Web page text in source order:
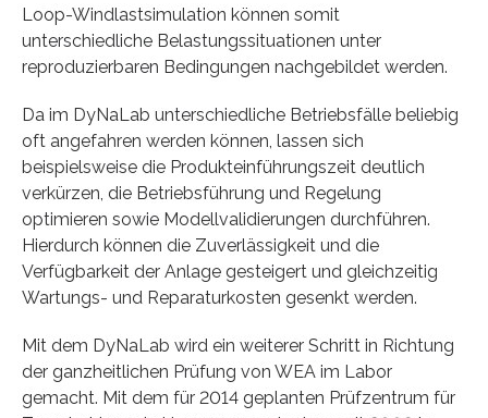
Loop-Windlastsimulation können somit
unterschiedliche Belastungssituationen unter
reproduzierbaren Bedingungen nachgebildet werden.
Da im DyNaLab unterschiedliche Betriebsfälle beliebig
oft angefahren werden können, lassen sich
beispielsweise die Produkteinführungszeit deutlich
verkürzen, die Betriebsführung und Regelung
optimieren sowie Modellvalidierungen durchführen.
Hierdurch können die Zuverlässigkeit und die
Verfügbarkeit der Anlage gesteigert und gleichzeitig
Wartungs- und Reparaturkosten gesenkt werden.
Mit dem DyNaLab wird ein weiterer Schritt in Richtung
der ganzheitlichen Prüfung von WEA im Labor
gemacht. Mit dem für 2014 geplanten Prüfzentrum für